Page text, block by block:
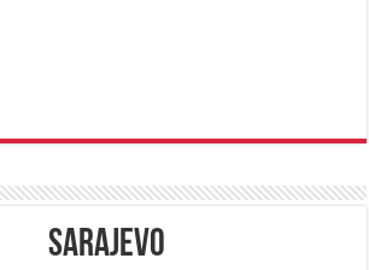
Sarajevo